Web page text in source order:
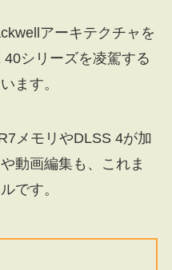
アーキテクチャを
シリーズを凌駕する
ます。
メモリやDLSS 4が加
動画編集も、これま
です。